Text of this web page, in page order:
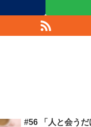
#56 「人と会う